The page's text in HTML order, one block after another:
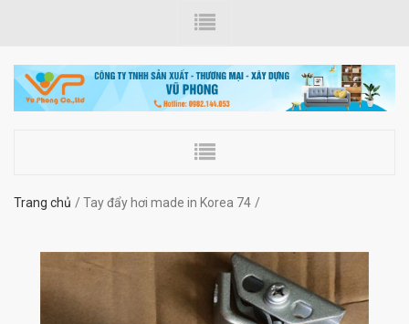
Trang chủ Tay đẩy hơi made in Korea 74